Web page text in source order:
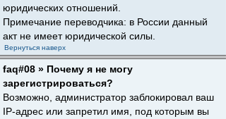
юридических отношений.
Примечание переводчика: в России данный
акт не имеет юридической силы.
Вернуться наверх
faq#08 » Почему я не могу
зарегистрироваться?
Возможно, администратор заблокировал ваш
IP-адрес или запретил имя, под которым вы